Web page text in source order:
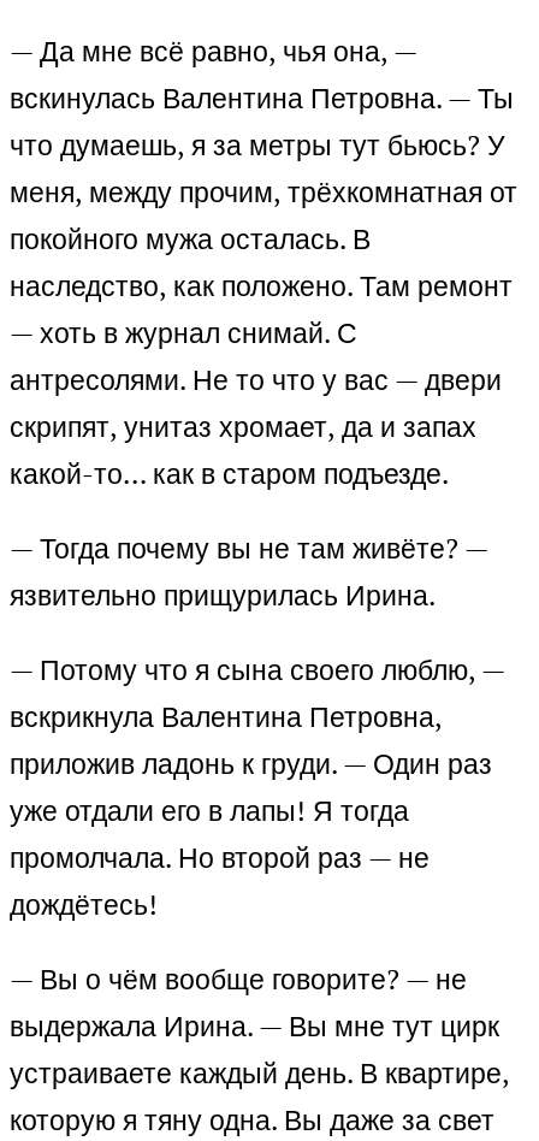
— Да мне всё равно, чья она, —
вскинулась Валентина Петровна. — Ты
что думаешь, я за метры тут бьюсь? У
меня, между прочим, трёхкомнатная от
покойного мужа осталась. В
наследство, как положено. Там ремонт
— хоть в журнал снимай. С
антресолями. Не то что у вас — двери
скрипят, унитаз хромает, да и запах
какой-то… как в старом подъезде.
— Тогда почему вы не там живёте? —
язвительно прищурилась Ирина.
— Потому что я сына своего люблю, —
вскрикнула Валентина Петровна,
приложив ладонь к груди. — Один раз
уже отдали его в лапы! Я тогда
промолчала. Но второй раз — не
дождётесь!
— Вы о чём вообще говорите? — не
выдержала Ирина. — Вы мне тут цирк
устраиваете каждый день. В квартире,
которую я тяну одна. Вы даже за свет